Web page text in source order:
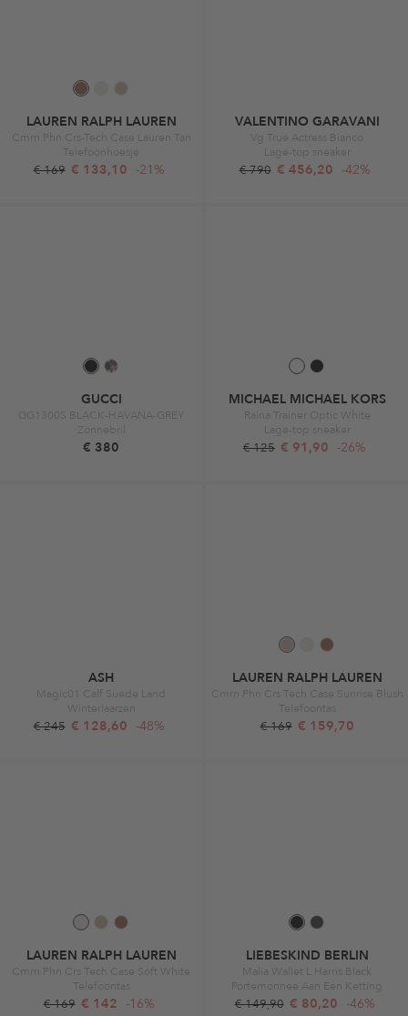
LAUREN RALPH LAUREN
Cmrn Phn Crs-Tech Case Lauren Tan
Telefoonhoesje
€ 169 € 133,10 -21%
VALENTINO GARAVANI
Vg True Actress Bianco
Lage-top sneaker
€ 790 € 456,20 -42%
GUCCI
GG1300S BLACK-HAVANA-GREY
Zonnebril
€ 380
MICHAEL MICHAEL KORS
Raina Trainer Optic White
Lage-top sneaker
€ 125 € 91,90 -26%
ASH
Magic01 Calf Suede Land
Winterlaarzen
€ 245 € 128,60 -48%
LAUREN RALPH LAUREN
Cmrn Phn Crs Tech Case Sunrise Blush
Telefoontas
€ 169 € 159,70
LAUREN RALPH LAUREN
Cmrn Phn Crs Tech Case Soft White
Telefoontas
€ 169 € 142 -16%
LIEBESKIND BERLIN
Malia Wallet L Harris Black
Portemonnee Aan Een Ketting
€ 149,90 € 80,20 -46%